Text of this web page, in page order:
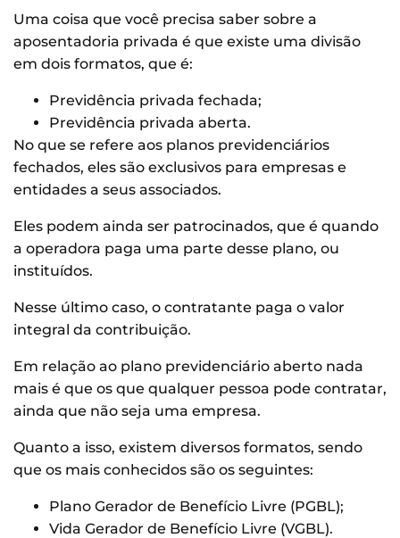
Uma coisa que você precisa saber sobre a
aposentadoria privada é que existe uma divisão
em dois formatos, que é:
Previdência privada fechada;
Previdência privada aberta.
No que se refere aos planos previdenciários
fechados, eles são exclusivos para empresas e
entidades a seus associados.
Eles podem ainda ser patrocinados, que é quando
a operadora paga uma parte desse plano, ou
instituídos.
Nesse último caso, o contratante paga o valor
integral da contribuição.
Em relação ao plano previdenciário aberto nada
mais é que os que qualquer pessoa pode contratar,
ainda que não seja uma empresa.
Quanto a isso, existem diversos formatos, sendo
que os mais conhecidos são os seguintes:
Plano Gerador de Benefício Livre (PGBL);
Vida Gerador de Benefício Livre (VGBL).